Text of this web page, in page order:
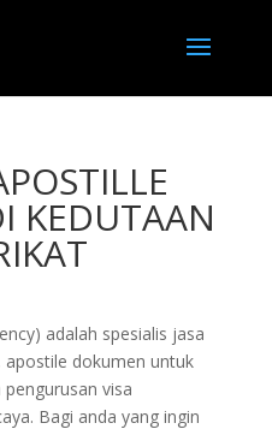
KEDUTAAN
adalah spesialis jasa
dokumen untuk
visa
Bagi anda yang ingin